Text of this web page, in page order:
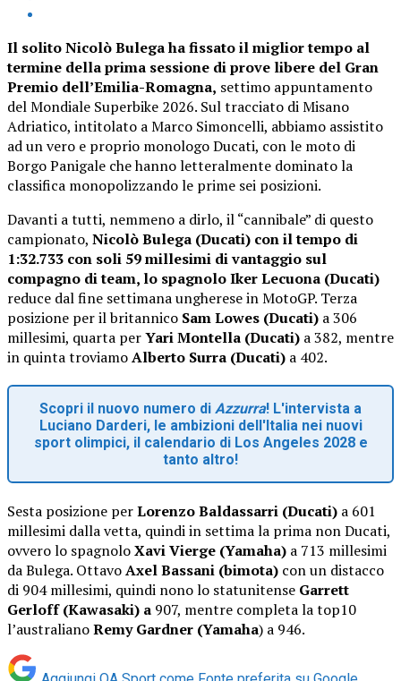
Il solito Nicolò Bulega ha fissato il miglior tempo al
termine della prima sessione di prove libere del Gran
Premio dell’Emilia-Romagna, settimo appuntamento
del Mondiale Superbike 2026. Sul tracciato di Misano
Adriatico, intitolato a Marco Simoncelli, abbiamo assistito
ad un vero e proprio monologo Ducati, con le moto di
Borgo Panigale che hanno letteralmente dominato la
classifica monopolizzando le prime sei posizioni.
Davanti a tutti, nemmeno a dirlo, il “cannibale” di questo
campionato, Nicolò Bulega (Ducati) con il tempo di
1:32.733 con soli 59 millesimi di vantaggio sul
compagno di team, lo spagnolo Iker Lecuona (Ducati)
reduce dal fine settimana ungherese in MotoGP. Terza
posizione per il britannico Sam Lowes (Ducati) a 306
millesimi, quarta perYari Montella (Ducati) a 382, mentre
in quinta troviamoAlberto Surra (Ducati) a 402.
Scopri il nuovo numero di Azzurra! L'intervista a
Luciano Darderi, le ambizioni dell'Italia nei nuovi
sport olimpici, il calendario di Los Angeles 2028 e
tanto altro!
Sesta posizione perLorenzo Baldassarri (Ducati) a 601
millesimi dalla vetta, quindi in settima la prima non Ducati,
ovvero lo spagnoloXavi Vierge (Yamaha) a 713 millesimi
da Bulega. OttavoAxel Bassani (bimota) con un distacco
di 904 millesimi, quindi nono lo statunitense Garrett
Gerloff (Kawasaki) a 907, mentre completa la top10
l’australianoRemy Gardner (Yamaha) a 946.